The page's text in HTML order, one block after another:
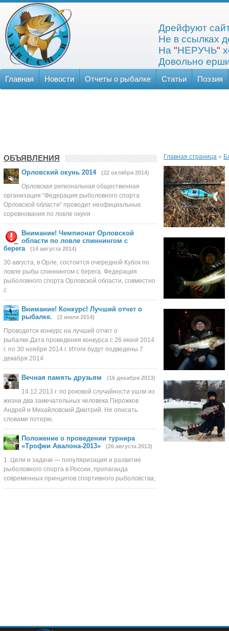
Дрейфуют
Не в ссылках
На "НЕРУЧЬ"
Довольно
Главная Новости Отчеты о рыбалке Статьи Поэзия
ОБЪЯВЛЕНИЯ
Орловский окунь 2014 (22 октября 2014)
Орловская региональная общественная
организация “Федерация рыболовного спорта
Орловской области” проводит неофициальные
соревнования по ловле окуня
Внимание! Чемпионат Орловской
области по ловле спиннингом с
берега
(14 августа 2014)
30 августа, в Орле, состоится очередной Кубок по
ловле рыбы спиннингом с берега. Федерация
рыболовного спорта Орловской области, совместно
с
Внимание! Конкурс! Лучший отчет о
рыбалке.
(2 июля 2014)
Проводится конкурс на лучший отчет о
рыбалке.Дата проведения конкурса с 26 июня 2014
г. по 30 ноября 2014 г. Итоги будут подведены 7
декабря 2014
Вечная память друзьям (16 декабря 2013)
14.12.2013 г. по роковой случайности ушли из
жизни два замечательных человека Пирожков
Андрей и Михайловский Дмитрий. Не описать
словами потерю,
Положение о проведении турнира
«Трофеи Авалона-2013»
(26 августа 2013)
1. Цели и задачи — популяризация и развитие
рыболовного спорта в России, пропаганда
современных принципов спортивного рыболовства;
Главная страница »